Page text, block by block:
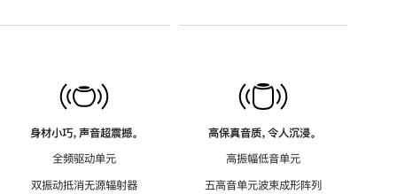
身材小巧，声音超震撼。
全频驱动单元
双振动抵消无源辐射器
高保真音质，令人沉浸。
高振幅低音单元
五高音单元波束成形阵列